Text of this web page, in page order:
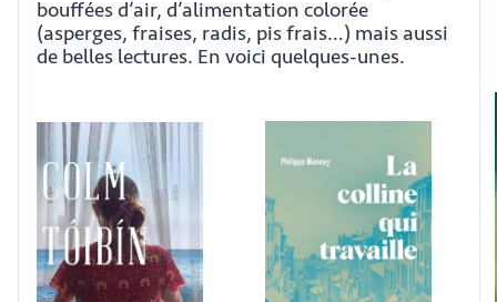
bouffées d’air, d’alimentation colorée
(asperges, fraises, radis, pis frais…) mais aussi
de belles lectures. En voici quelques-unes.